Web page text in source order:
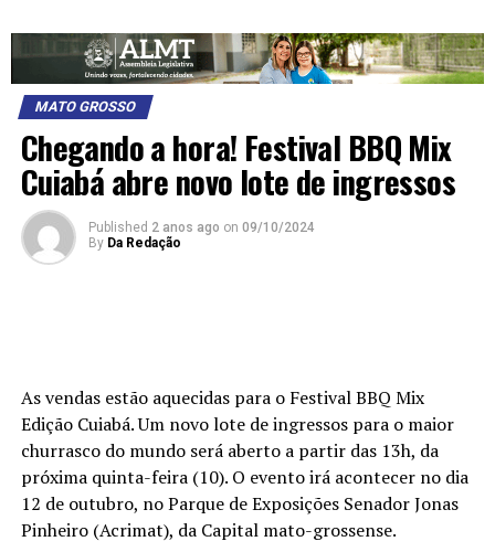
MATO GROSSO
Chegando a hora! Festival BBQ Mix
Cuiabá abre novo lote de ingressos
Published 2 anos ago on 09/10/2024
By Da Redação
As vendas estão aquecidas para o Festival BBQ Mix
Edição Cuiabá. Um novo lote de ingressos para o maior
churrasco do mundo será aberto a partir das 13h, da
próxima quinta-feira (10). O evento irá acontecer no dia
12 de outubro, no Parque de Exposições Senador Jonas
Pinheiro (Acrimat), da Capital mato-grossense.